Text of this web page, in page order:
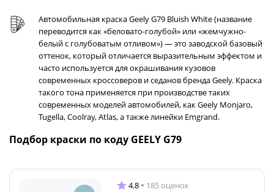
Автомобильная краска Geely G79 Bluish White (название
переводится как «беловато-голубой» или «жемчужно-
белый с голубоватым отливом») — это заводской базовый
оттенок, который отличается выразительным эффектом и
часто используется для окрашивания кузовов
современных кроссоверов и седанов бренда Geely. Краска
такого тона применяется при производстве таких
современных моделей автомобилей, как Geely Monjaro,
Tugella, Coolray, Atlas, а также линейки Emgrand.
Подбор краски по коду GEELY G79
4.8 185 оценок